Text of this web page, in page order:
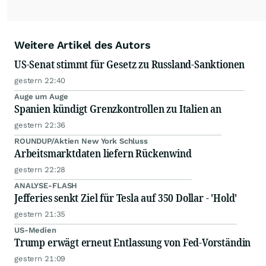
Weitere Artikel des Autors
US-Senat stimmt für Gesetz zu Russland-Sanktionen
gestern 22:40
Auge um Auge
Spanien kündigt Grenzkontrollen zu Italien an
gestern 22:36
ROUNDUP/Aktien New York Schluss
Arbeitsmarktdaten liefern Rückenwind
gestern 22:28
ANALYSE-FLASH
Jefferies senkt Ziel für Tesla auf 350 Dollar - 'Hold'
gestern 21:35
US-Medien
Trump erwägt erneut Entlassung von Fed-Vorständin
gestern 21:09